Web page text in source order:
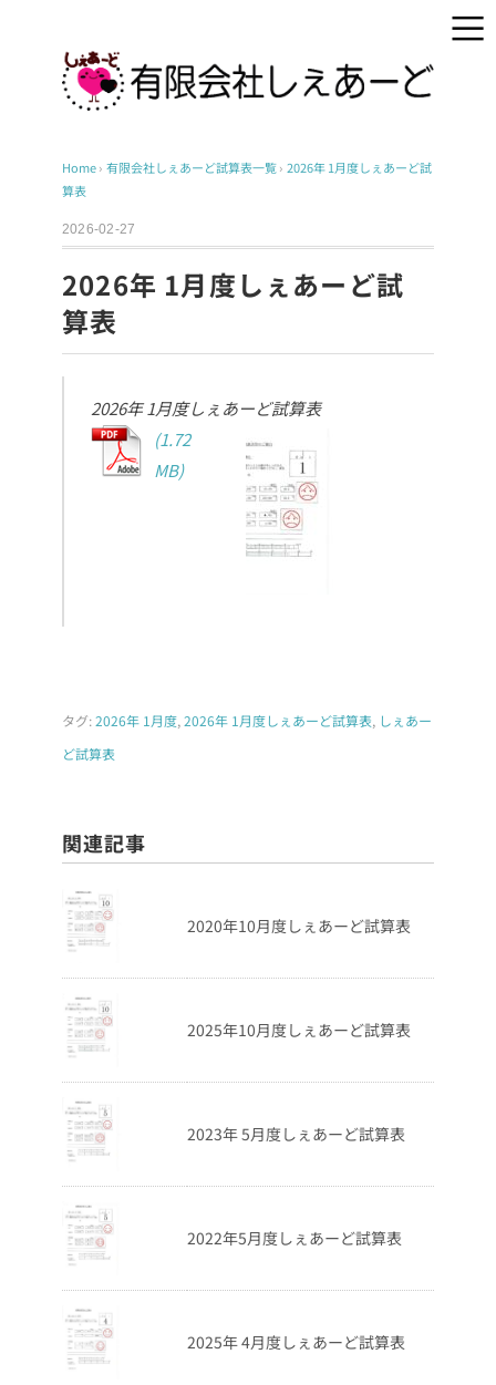
Home› 有限会社しぇあーど試算表一覧› 2026年 1月度しぇあーど試
算表
2026-02-27
2026年 1月度しぇあーど試
算表
2026年 1月度しぇあーど試算表
タグ:2026年 1月度, 2026年 1月度しぇあーど試算表, しぇあー
ど試算表
関連記事
2020年10月度しぇあーど試算表
2025年10月度しぇあーど試算表
2023年 5月度しぇあーど試算表
2022年5月度しぇあーど試算表
2025年 4月度しぇあーど試算表